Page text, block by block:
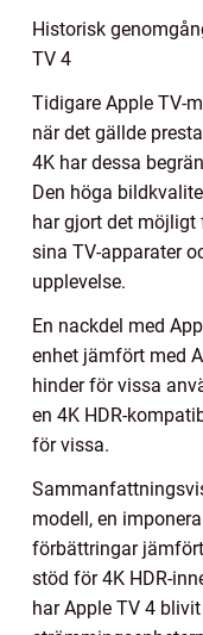
Historisk
TV 4
Tidigare Apple TV-
när det gällde
4K har dessa
Den höga
har gjort det
sina TV-apparater
upplevelse.
En nackdel med
enhet jämfört med
hinder för vissa
en 4K HDR-
för vissa.
modell, en
förbättringar
stöd för 4K HDR-
har Apple TV 4